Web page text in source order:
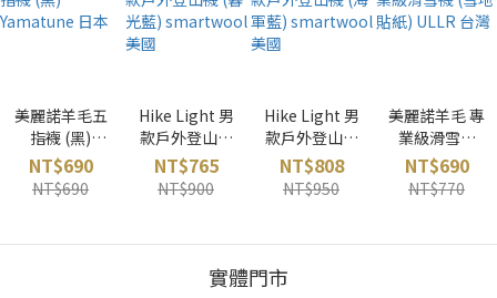
美麗諾羊毛五
指襪 (黑)
Yamatune 日
本
NT$690
NT$690
Hike Light 男
款戶外登山襪
(暮光藍)
smartwool
美國
NT$765
NT$900
Hike Light 男
款戶外登山襪
(海軍藍)
smartwool
美國
NT$808
NT$950
美麗諾羊毛 專
業級滑雪襪
(雪地貼紙)
ULLR 台灣
NT$690
NT$770
實體門市